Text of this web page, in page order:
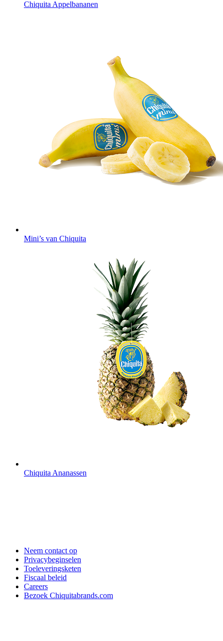
Chiquita Appelbananen
Mini’s van Chiquita
Chiquita Ananassen
Neem contact op
Privacybeginselen
Toeleveringsketen
Fiscaal beleid
Careers
Bezoek Chiquitabrands.com